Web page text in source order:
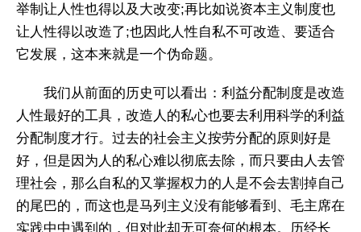
举制让人性也得以及大改变;再比如说资本主义制度也
让人性得以改造了;也因此人性自私不可改造、要适合
它发展，这本来就是一个伪命题。
我们从前面的历史可以看出：利益分配制度是改造
人性最好的工具，改造人的私心也要去利用科学的利益
分配制度才行。过去的社会主义按劳分配的原则好是
好，但是因为人的私心难以彻底去除，而只要由人去管
理社会，那么自私的又掌握权力的人是不会去割掉自己
的尾巴的，而这也是马列主义没有能够看到、毛主席在
实践中中遇到的，但对此却无可奈何的根本。历经长